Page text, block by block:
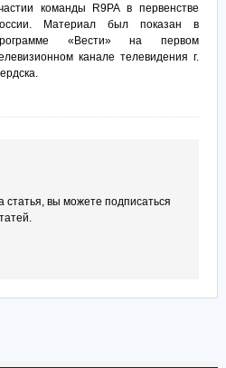
команды R9PA в первенстве
Материал был показан в
«Вести» на первом
канале телевидения г.
статья, вы можете подписаться